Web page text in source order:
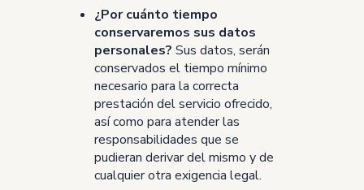
¿Por cuánto tiempo
conservaremos sus datos
personales? Sus datos, serán
conservados el tiempo mínimo
necesario para la correcta
prestación del servicio ofrecido,
así como para atender las
responsabilidades que se
pudieran derivar del mismo y de
cualquier otra exigencia legal.